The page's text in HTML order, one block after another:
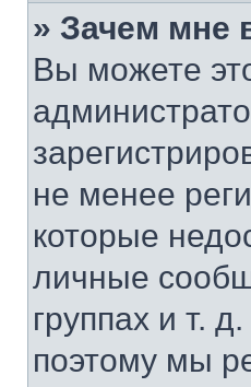
» Зачем мне
Вы можете
не менее
которые
личные
группах и т.
поэтому мы